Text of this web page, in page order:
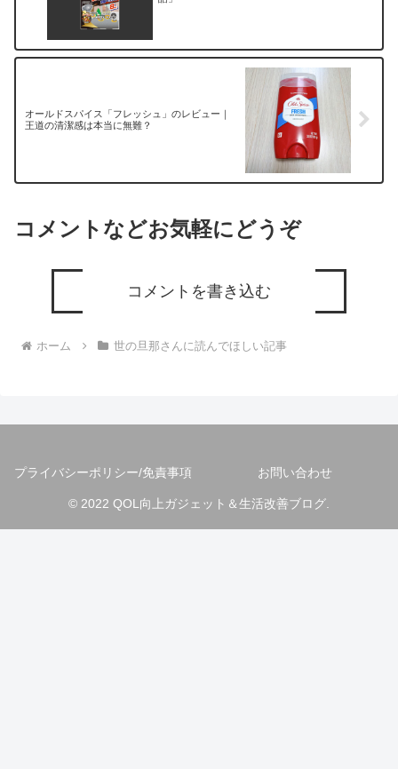
オールドスパイス「フレッシュ」のレビュー｜
王道の清潔感は本当に無難？
コメントなどお気軽にどうぞ
コメントを書き込む
ホーム 世の旦那さんに読んでほしい記事
プライバシーポリシー/免責事項 お問い合わせ
© 2022 QOL向上ガジェット＆生活改善ブログ.